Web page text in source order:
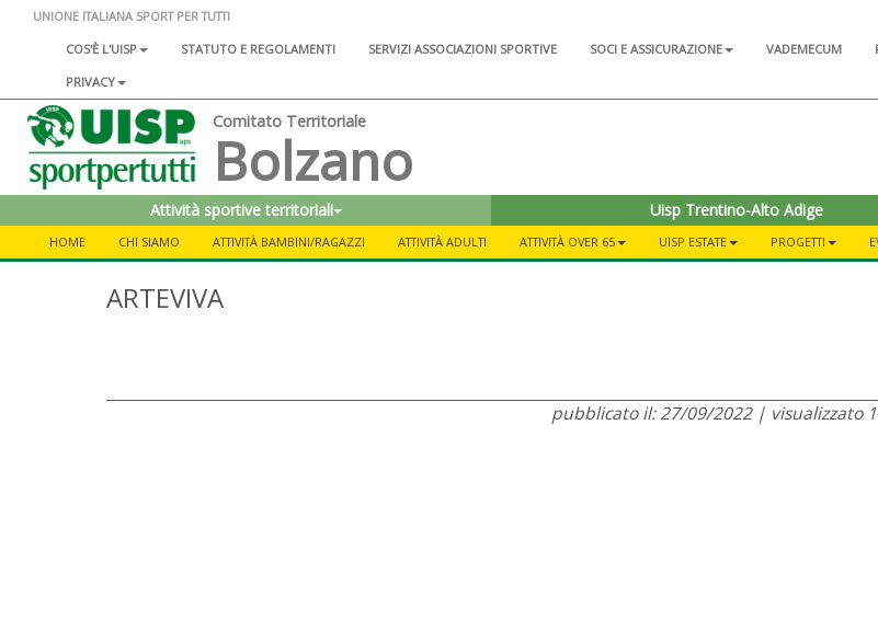
UNIONE ITALIANA SPORT PER TUTTI
COS'È L'UISP
STATUTO E REGOLAMENTI SERVIZI ASSOCIAZIONI SPORTIVE SOCI E ASSICURAZIONE VADEMECUM
PRIVACY
Comitato Territoriale
Bolzano
Attività sportive territoriali Uisp Trentino-Alto Adige
HOME CHI SIAMO ATTIVITÀ BAMBINI/RAGAZZI ATTIVITÀ ADULTI ATTIVITÀ OVER 65 UISP ESTATE PROGETTI
ARTEVIVA
pubblicato il: 27/09/2022 | visualizzato